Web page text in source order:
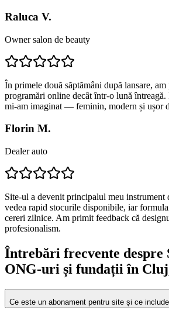
Raluca V.
Owner salon de beauty
În primele două săptămâni după lansare,
programări online decât într-o lună
mi-am imaginat — feminin, modern și ușor
Florin M.
Dealer auto
Site-ul a devenit principalul meu instrument
vedea rapid stocurile disponibile, iar
cereri zilnice. Am primit feedback că
profesionalism.
Întrebări frecvente despre
ONG-uri și fundații în Cluj
Ce este un abonament pentru site și ce